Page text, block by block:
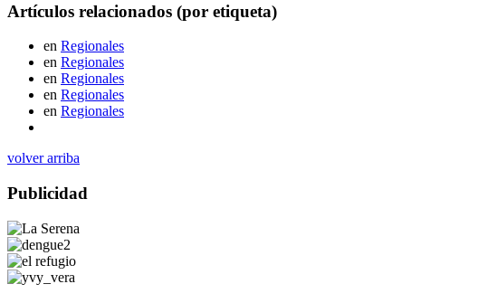
Artículos relacionados (por etiqueta)
en Regionales
en Regionales
en Regionales
en Regionales
en Regionales
volver arriba
Publicidad